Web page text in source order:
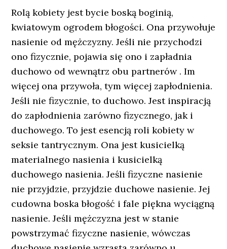
Rolą kobiety jest bycie boską boginią,
kwiatowym ogrodem błogości. Ona przywołuje
nasienie od mężczyzny. Jeśli nie przychodzi
ono fizycznie, pojawia się ono i zapładnia
duchowo od wewnątrz obu partnerów . Im
więcej ona przywoła, tym więcej zapłodnienia.
Jeśli nie fizycznie, to duchowo. Jest inspiracją
do zapłodnienia zarówno fizycznego, jak i
duchowego. To jest esencją roli kobiety w
seksie tantrycznym. Ona jest kusicielką
materialnego nasienia i kusicielką
duchowego nasienia. Jeśli fizyczne nasienie
nie przyjdzie, przyjdzie duchowe nasienie. Jej
cudowna boska błogość i fale piękna wyciągną
nasienie. Jeśli mężczyzna jest w stanie
powstrzymać fizyczne nasienie, wówczas